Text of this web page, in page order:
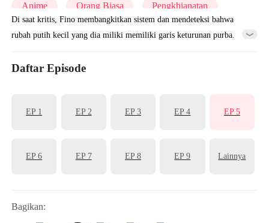
Anime Orang Biasa Pengkhianatan
Di saat kritis, Fino membangkitkan sistem dan mendeteksi bahwa
rubah putih kecil yang dia miliki memiliki garis keturunan purba.
dan dikirim bekerja di tambang. Setelah menyelesaikan misi sistem,
Daftar Episode
EP 1 EP 2 EP 3 EP 4 EP 5
EP 6 EP 7 EP 8 EP 9 Lainnya
Bagikan: